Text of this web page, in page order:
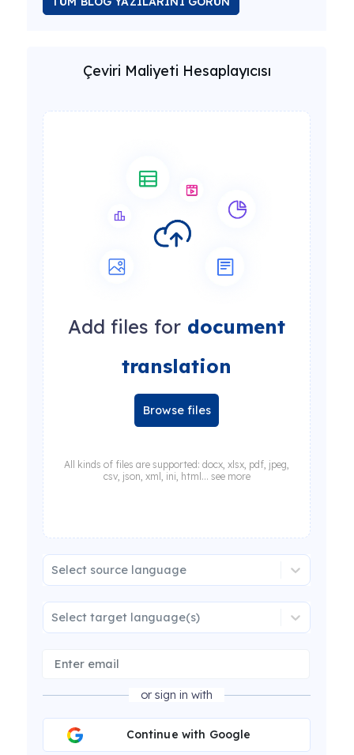
Çeviri Maliyeti Hesaplayıcısı
Add files for document
translation
Browse files
All kinds of files are supported: docx, xlsx, pdf, jpeg,
csv, json, xml, ini, html... see more
Select source language
Select target language(s)
or sign in with
Continue with Google